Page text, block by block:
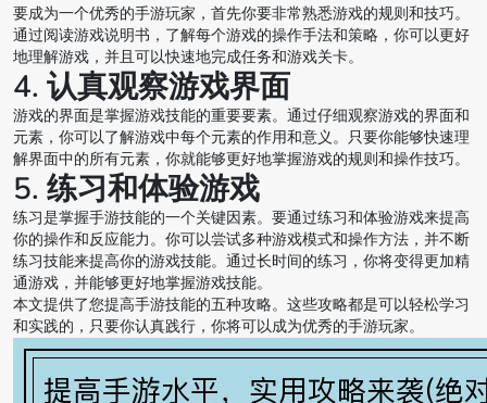
要成为一个优秀的手游玩家，首先你要非常熟悉游戏的规则和技巧。
通过阅读游戏说明书，了解每个游戏的操作手法和策略，你可以更好
地理解游戏，并且可以快速地完成任务和游戏关卡。
4. 认真观察游戏界面
游戏的界面是掌握游戏技能的重要要素。通过仔细观察游戏的界面和
元素，你可以了解游戏中每个元素的作用和意义。只要你能够快速理
解界面中的所有元素，你就能够更好地掌握游戏的规则和操作技巧。
5. 练习和体验游戏
练习是掌握手游技能的一个关键因素。要通过练习和体验游戏来提高
你的操作和反应能力。你可以尝试多种游戏模式和操作方法，并不断
练习技能来提高你的游戏技能。通过长时间的练习，你将变得更加精
通游戏，并能够更好地掌握游戏技能。
本文提供了您提高手游技能的五种攻略。这些攻略都是可以轻松学习
和实践的，只要你认真践行，你将可以成为优秀的手游玩家。